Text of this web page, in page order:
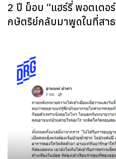
2 ปี ม็อบ “แฮร์รี่ พอตเตอ
กษัตริย์กลับมาพูดในที่สา